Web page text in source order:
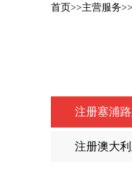
首页>>主营服务>>
注册塞浦
注册澳大